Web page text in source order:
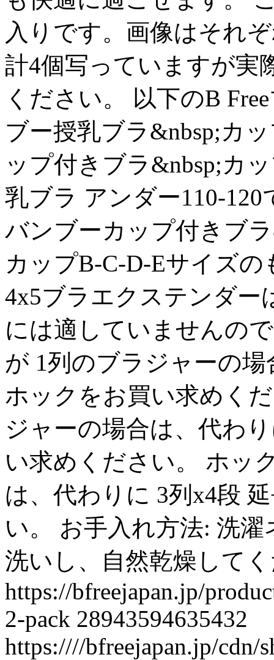
入りです。画像はそれ
計4個写っていますが実
ください。 以下のB
ブー授乳ブラ&nbsp;カ
ップ付きブラ&nbsp;カ
乳ブラ アンダー110-
バンブーカップ付きブ
カップB-C-D-Eサイズ
4x5ブラエクステンダー
には適していませんの
が 1列のブラジャーの
ホックをお買い求めく
ジャーの場合は、代わ
い求めください。 ホッ
は、代わりに 3列x4段
い。 お手入れ方法: 洗
洗いし、自然乾燥して
https://bfreejapan.jp/
2-pack 28943594635432
https:////bfreejapan.jp/cdn/